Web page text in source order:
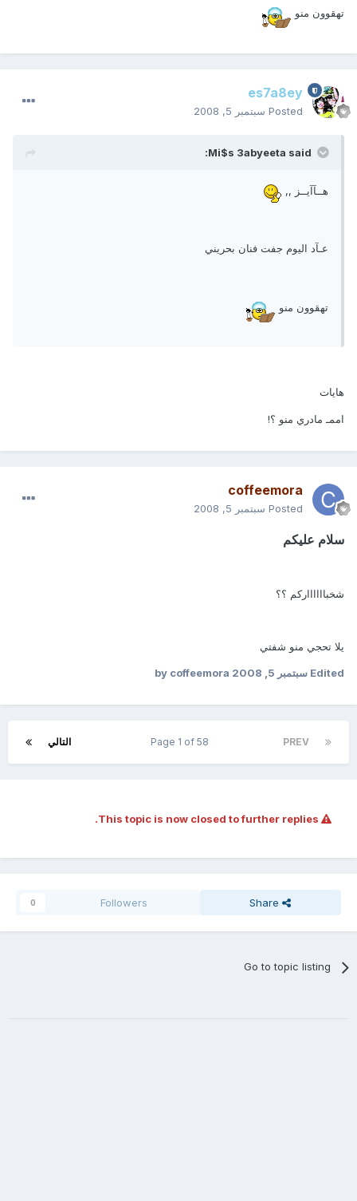
تهقوون منو
es7a8ey
Posted سبتمبر 5, 2008
Mi$s 3abyeeta said:
هــآآيــز ,,
عـآد اليوم جفت فنان بحريني
تهقوون منو
هايات
اممـ مادري منو ؟!
coffeemora
Posted سبتمبر 5, 2008
سلام عليكم
شخبااااااركم ؟؟
يلا تحجي منو شفتي
Edited سبتمبر 5, 2008 by coffeemora
PREV التالي Page 1 of 58
This topic is now closed to further replies.
Share
Followers
0
Go to topic listing